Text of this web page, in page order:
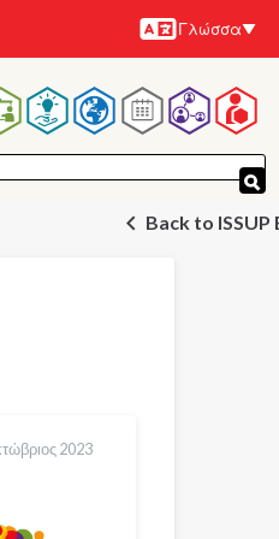
Γλώσσα
Back to
2023